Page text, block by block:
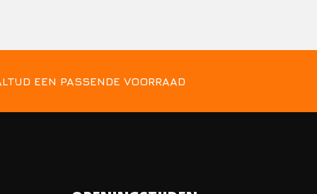
EEN PASSENDE VOORRAAD